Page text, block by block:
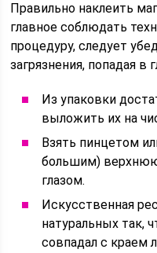
Правильно наклеить
главное соблюдать
процедуру, следует
загрязнения, попадая в
Из упаковки
выложить их на
Взять пинцетом
большим)
глазом.
Искусственная
натуральных так,
совпадал с краем